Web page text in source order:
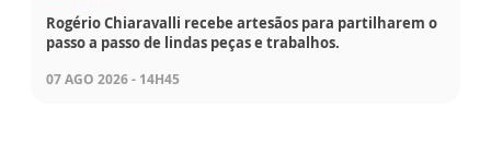
Rogério Chiaravalli recebe artesãos para partilharem o
passo a passo de lindas peças e trabalhos.
07 AGO 2026 - 14H45